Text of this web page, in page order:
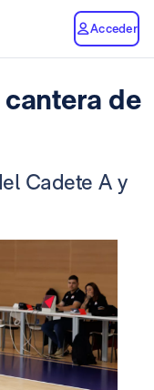
Acceder
de
Cadete A y